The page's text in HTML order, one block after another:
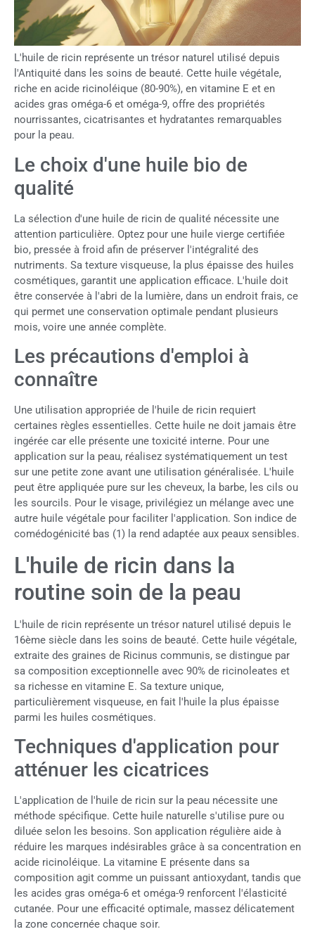
L'huile de ricin représente un trésor naturel utilisé depuis
l'Antiquité dans les soins de beauté. Cette huile végétale,
riche en acide ricinoléique (80-90%), en vitamine E et en
acides gras oméga-6 et oméga-9, offre des propriétés
nourrissantes, cicatrisantes et hydratantes remarquables
pour la peau.
Le choix d'une huile bio de
qualité
La sélection d'une huile de ricin de qualité nécessite une
attention particulière. Optez pour une huile vierge certifiée
bio, pressée à froid afin de préserver l'intégralité des
nutriments. Sa texture visqueuse, la plus épaisse des huiles
cosmétiques, garantit une application efficace. L'huile doit
être conservée à l'abri de la lumière, dans un endroit frais, ce
qui permet une conservation optimale pendant plusieurs
mois, voire une année complète.
Les précautions d'emploi à
connaître
Une utilisation appropriée de l'huile de ricin requiert
certaines règles essentielles. Cette huile ne doit jamais être
ingérée car elle présente une toxicité interne. Pour une
application sur la peau, réalisez systématiquement un test
sur une petite zone avant une utilisation généralisée. L'huile
peut être appliquée pure sur les cheveux, la barbe, les cils ou
les sourcils. Pour le visage, privilégiez un mélange avec une
autre huile végétale pour faciliter l'application. Son indice de
comédogénicité bas (1) la rend adaptée aux peaux sensibles.
L'huile de ricin dans la
routine soin de la peau
L'huile de ricin représente un trésor naturel utilisé depuis le
16ème siècle dans les soins de beauté. Cette huile végétale,
extraite des graines de Ricinus communis, se distingue par
sa composition exceptionnelle avec 90% de ricinoleates et
sa richesse en vitamine E. Sa texture unique,
particulièrement visqueuse, en fait l'huile la plus épaisse
parmi les huiles cosmétiques.
Techniques d'application pour
atténuer les cicatrices
L'application de l'huile de ricin sur la peau nécessite une
méthode spécifique. Cette huile naturelle s'utilise pure ou
diluée selon les besoins. Son application régulière aide à
réduire les marques indésirables grâce à sa concentration en
acide ricinoléique. La vitamine E présente dans sa
composition agit comme un puissant antioxydant, tandis que
les acides gras oméga-6 et oméga-9 renforcent l'élasticité
cutanée. Pour une efficacité optimale, massez délicatement
la zone concernée chaque soir.